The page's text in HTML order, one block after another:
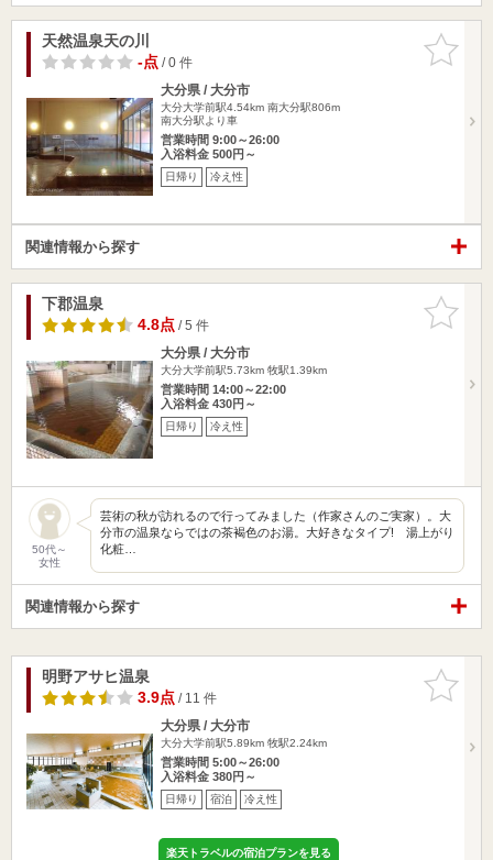
お気に入
りに追加
天然温泉天の川
-点/ 0 件
大分県 / 大分市
大分大学前駅4.54km 南大分駅806m
南大分駅より車
営業時間 9:00～26:00
入浴料金 500円～
日帰り 冷え性
関連情報から探す
お気に入
りに追加
下郡温泉
4.8点/ 5 件
大分県 / 大分市
大分大学前駅5.73km 牧駅1.39km
営業時間 14:00～22:00
入浴料金 430円～
日帰り 冷え性
50代～
女性
芸術の秋が訪れるので行ってみました（作家さんのご実家）。大
分市の温泉ならではの茶褐色のお湯。大好きなタイプ! 湯上がり
化粧…
関連情報から探す
お気に入
りに追加
明野アサヒ温泉
3.9点/ 11 件
大分県 / 大分市
大分大学前駅5.89km 牧駅2.24km
営業時間 5:00～26:00
入浴料金 380円～
日帰り 宿泊 冷え性
楽天トラベルの宿泊プランを見る